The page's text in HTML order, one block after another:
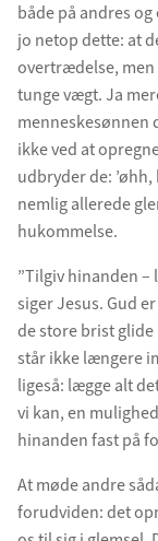
både på andres
jo netop dette: at
overtrædelse, men
tunge vægt. Ja
menneskesønnen
ikke ved at
udbryder de:
nemlig allerede
hukommelse.
”Tilgiv hinanden –
siger Jesus. Gud
de store brist
står ikke længere
ligeså: lægge alt
vi kan, en
hinanden fast på
At møde andre
forudviden: det